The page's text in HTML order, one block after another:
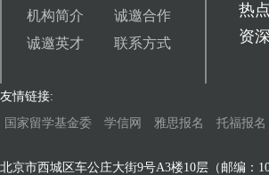
机构简介
诚邀合作
诚邀英才
联系方式
热
资
友情链接:
国家留学基金委
学信网 雅思报名 托福报名
北京市西城区车公庄大街9号A3楼10层（邮编：